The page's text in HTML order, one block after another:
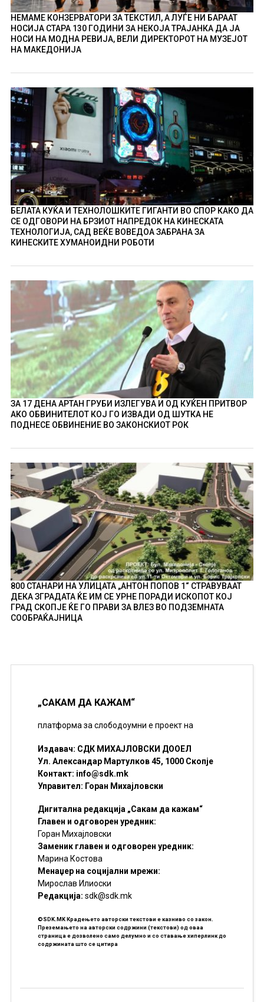
НЕМАМЕ КОНЗЕРВАТОРИ ЗА ТЕКСТИЛ, А ЛУЃЕ НИ БАРААТ
НОСИЈА СТАРА 130 ГОДИНИ ЗА НЕКОЈА ТРАЈАНКА ДА ЈА
НОСИ НА МОДНА РЕВИЈА, ВЕЛИ ДИРЕКТОРОТ НА МУЗЕЈОТ
НА МАКЕДОНИЈА
БЕЛАТА КУЌА И ТЕХНОЛОШКИТЕ ГИГАНТИ ВО СПОР КАКО ДА
СЕ ОДГОВОРИ НА БРЗИОТ НАПРЕДОК НА КИНЕСКАТА
ТЕХНОЛОГИЈА, САД ВЕЌЕ ВОВЕДОА ЗАБРАНА ЗА
КИНЕСКИТЕ ХУМАНОИДНИ РОБОТИ
ЗА 17 ДЕНА АРТАН ГРУБИ ИЗЛЕГУВА И ОД КУЌЕН ПРИТВОР
АКО ОБВИНИТЕЛОТ КОЈ ГО ИЗВАДИ ОД ШУТКА НЕ
ПОДНЕСЕ ОБВИНЕНИЕ ВО ЗАКОНСКИОТ РОК
800 СТАНАРИ НА УЛИЦАТА „АНТОН ПОПОВ 1“ СТРАВУВААТ
ДЕКА ЗГРАДАТА ЌЕ ИМ СЕ УРНЕ ПОРАДИ ИСКОПОТ КОЈ
ГРАД СКОПЈЕ ЌЕ ГО ПРАВИ ЗА ВЛЕЗ ВО ПОДЗЕМНАТА
СООБРАЌАЈНИЦА
„САКАМ ДА КАЖАМ“
платформа за слободоумни е проект на
Издавач: СДК МИХАЈЛОВСКИ ДООЕЛ
Ул. Александар Мартулков 45, 1000 Скопје
Контакт: info@sdk.mk
Управител: Горан Михајловски
Дигитална редакција „Сакам да кажам“
Главен и одговорен уредник:
Горан Михајловски
Заменик главен и одговорен уредник:
Марина Костова
Менаџер на социјални мрежи:
Мирослав Илиоски
Редакцијa: sdk@sdk.mk
©SDK.MK Крадењето авторски текстови е казниво со закон.
Преземањето на авторски содржини (текстови) од оваа
страница е дозволено само делумно и со ставање хиперлинк до
содржината што се цитира